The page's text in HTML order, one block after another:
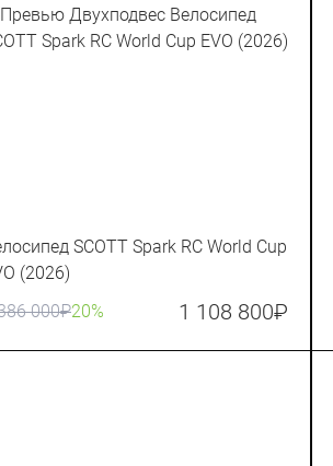
SCOTT Spark RC World Cup
(2026)
000₽20% 1 108 800₽